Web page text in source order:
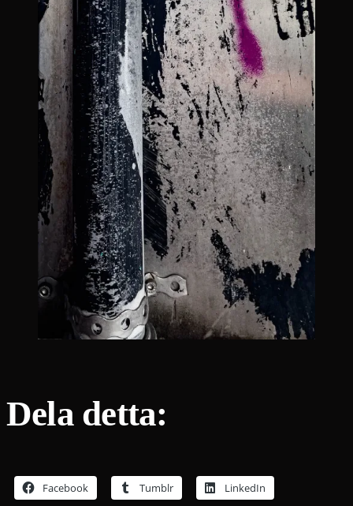
Dela detta:
Facebook Tumblr LinkedIn